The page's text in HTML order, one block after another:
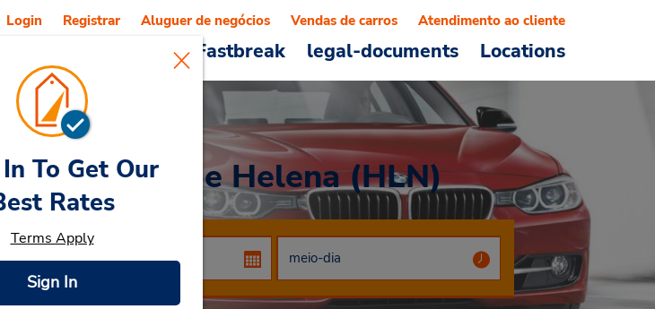
Veículos e serviços Fastbreak legal-documents Locations
Login Registrar Aluguer de negócios Vendas de carros Atendimento ao cliente
Regional de Helena (HLN)
To Get Our
Rates
Terms Apply
Sign In